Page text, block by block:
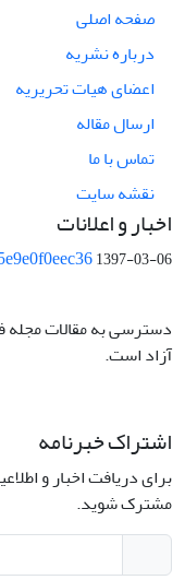
صفحه اصلی
درباره نشریه
اعضای هیات تحریریه
ارسال مقاله
تماس با ما
نقشه سایت
اخبار و اعلانات
1397-03-06
دسترسی به مقالات مجله
آزاد است.
اشتراک خبرنامه
برای دریافت اخبار و
مشترک شوید.